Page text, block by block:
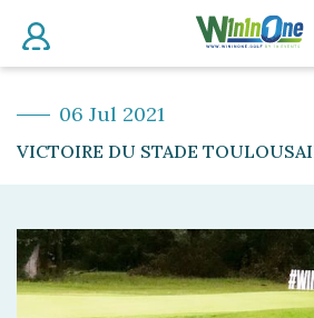
06 Jul 2021
VICTOIRE DU STADE